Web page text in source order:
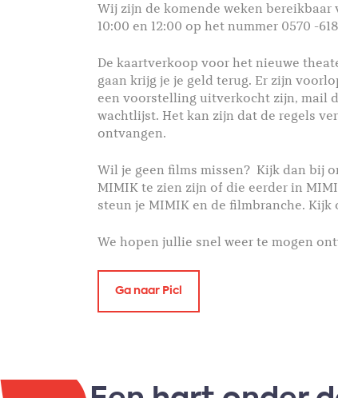
Wij zijn de komende weken
10:00 en 12:00 op het nummer 0570 -
De kaartverkoop voor het nieuwe
gaan krijg je je geld terug. Er zijn
een voorstelling uitverkocht zijn, mail
wachtlijst. Het kan zijn dat de regels
ontvangen.
Wil je geen films missen? Kijk dan bij
MIMIK te zien zijn of die eerder in
steun je MIMIK en de filmbranche.
We hopen jullie snel weer te mogen
Ga naar Picl